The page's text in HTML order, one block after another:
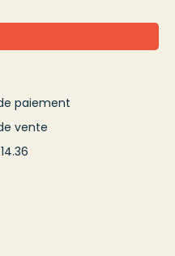
paiement
vente